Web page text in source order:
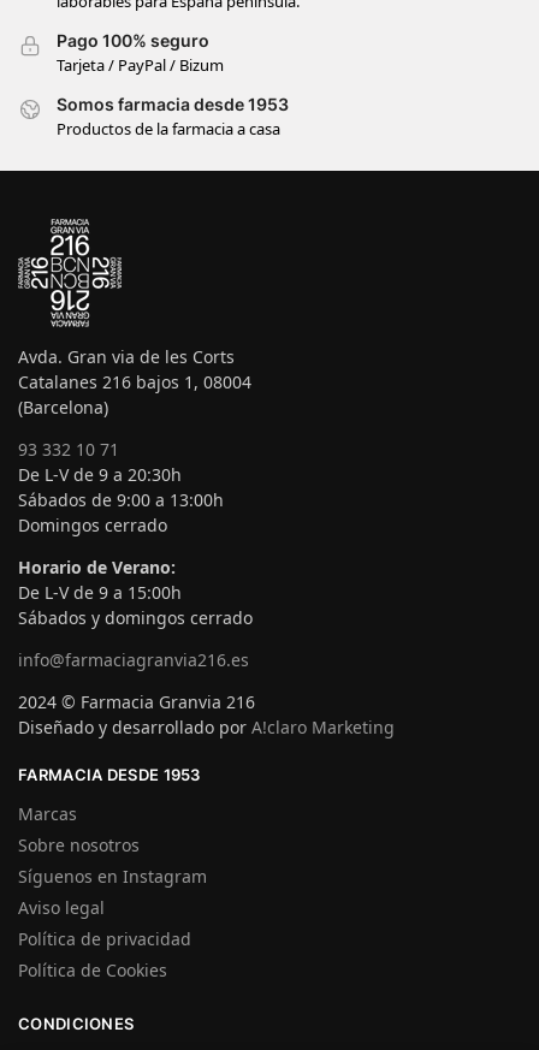
Pago 100% seguro
Tarjeta / PayPal / Bizum
Somos farmacia desde 1953
Productos de la farmacia a casa
Avda. Gran via de les Corts
Catalanes 216 bajos 1, 08004
(Barcelona)
93 332 10 71
De L-V de 9 a 20:30h
Sábados de 9:00 a 13:00h
Domingos cerrado
Horario de Verano:
De L-V de 9 a 15:00h
Sábados y domingos cerrado
info@farmaciagranvia216.es
2024 © Farmacia Granvia 216
Diseñado y desarrollado por A!claro Marketing
FARMACIA DESDE 1953
Marcas
Sobre nosotros
Síguenos en Instagram
Aviso legal
Política de privacidad
Política de Cookies
CONDICIONES